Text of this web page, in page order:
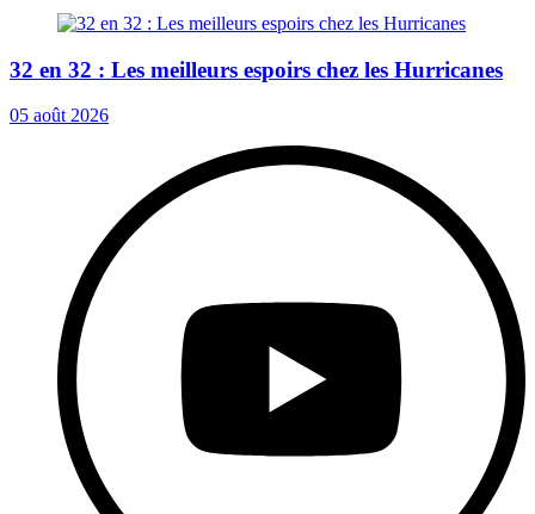
32 en 32 : Les meilleurs espoirs chez les Hurricanes
05 août 2026